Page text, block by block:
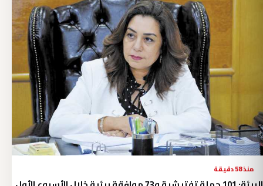
منذ 58 دقيقة